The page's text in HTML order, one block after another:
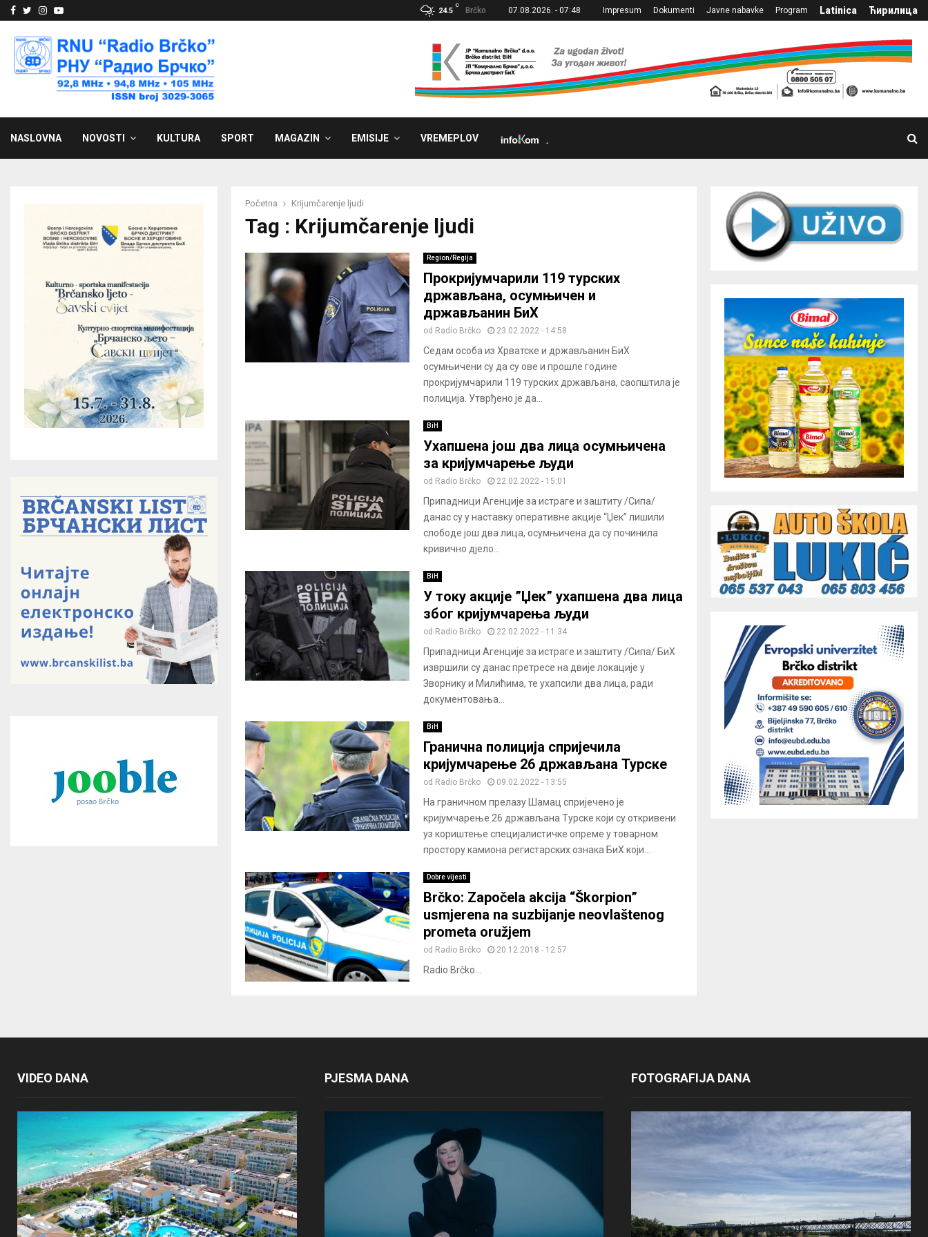
Facebook
Twitter
Instagram
Youtube 24.5
C
Brčko 07.08.2026. - 07:48 Impresum Dokumenti Javne nabavke Program Latinica Ћирилица
NASLOVNA NOVOSTI KULTURA SPORT MAGAZIN EMISIJE VREMEPLOV
Početna Krijumčarenje ljudi
Tag : Krijumčarenje ljudi
Region/Regija
Прокријумчарили 119 турских
држављана, осумњичен и
држављанин БиХ
od Radio Brčko 23.02.2022 - 14:58
Седам особа из Хрватске и држављанин БиХ
осумњичени су да су ове и прошле године
прокријумчарили 119 турских држављана, саопштила је
полиција. Утврђено је да...
BiH
Ухапшена још два лица осумњичена
за кријумчарење људи
od Radio Brčko 22.02.2022 - 15:01
Припадници Агенције за истраге и заштиту /Сипа/
данас су у наставку оперативне акције “Џек” лишили
слободе још два лица, осумњичена да су починила
кривично дјело...
BiH
У току акције ”Џек” ухапшена два лица
због кријумчарења људи
od Radio Brčko 22.02.2022 - 11:34
Припадници Агенције за истраге и заштиту /Сипа/ БиХ
извршили су данас претресе на двије локације у
Зворнику и Милићима, те ухапсили два лица, ради
документовања...
BiH
Гранична полиција спријечила
кријумчарење 26 држављана Турске
od Radio Brčko 09.02.2022 - 13:55
На граничном прелазу Шамац спријечено је
кријумчарење 26 држављана Турске који су откривени
уз кориштење специјалистичке опреме у товарном
простору камиона регистарских ознака БиХ који...
Dobre vijesti
Brčko: Započela akcija “Škorpion”
usmjerena na suzbijanje neovlaštenog
prometa oružjem
od Radio Brčko 20.12.2018 - 12:57
Radio Brčko...
VIDEO DANA PJESMA DANA FOTOGRAFIJA DANA